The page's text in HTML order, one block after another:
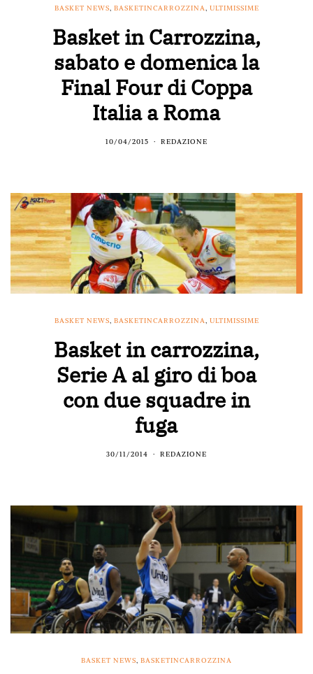
BASKET NEWS, BASKETINCARROZZINA, ULTIMISSIME
Basket in Carrozzina,
sabato e domenica la
Final Four di Coppa
Italia a Roma
10/04/2015 REDAZIONE
BASKET NEWS BASKETINCARROZZINA ULTIMISSIME
Basket in carrozzina,
Serie A al giro di boa
con due squadre in
fuga
30/11/2014 REDAZIONE
BASKET NEWS, BASKETINCARROZZINA